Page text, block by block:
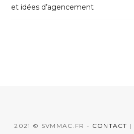
et idées d’agencement
2021 © SVMMAC.FR - CONTACT |